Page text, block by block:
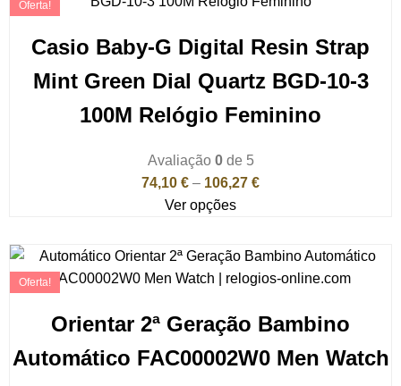
Casio Baby-G Digital Resin Strap
Mint Green Dial Quartz BGD-10-3
100M Relógio Feminino
Avaliação 0de 5
Oferta!
74,10 € – 106,27 €
Ver opções
Orientar 2ª Geração Bambino
Automático FAC00002W0 Men Watch
Oferta!